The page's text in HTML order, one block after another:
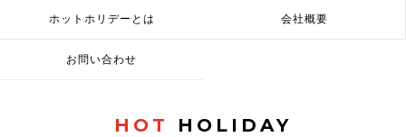
ホットホリデーとは 会社概要
お問い合わせ
HOT HOLIDAY